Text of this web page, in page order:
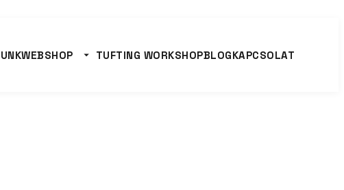
WEBSHOP TUFTING WORKSHOPBLOGKAPCSOLAT